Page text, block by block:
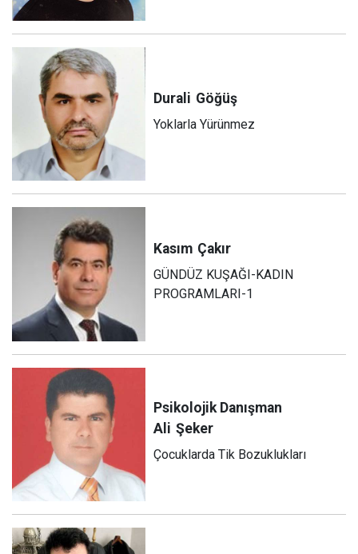
Durali Göğüş
Yoklarla Yürünmez
Kasım Çakır
GÜNDÜZ KUŞAĞI-KADIN
PROGRAMLARI-1
Psikolojik Danışman
Ali Şeker
Çocuklarda Tik Bozuklukları